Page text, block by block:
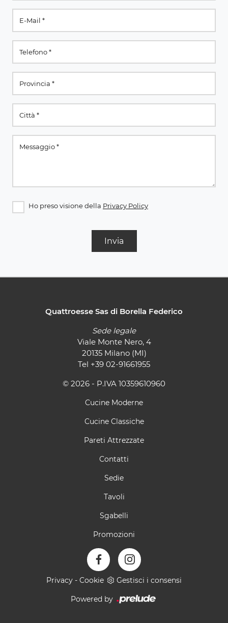
Ho preso visione della Privacy Policy
Invia
Quattroesse Sas di Borella Federico
Sede legale
Viale Monte Nero, 4
20135 Milano (MI)
Tel +39 02-91661955
© 2026 - P.IVA 10359610960
Cucine Moderne
Cucine Classiche
Pareti Attrezzate
Contatti
Sedie
Tavoli
Sgabelli
Promozioni
Privacy - Cookie Gestisci i consensi
Powered by